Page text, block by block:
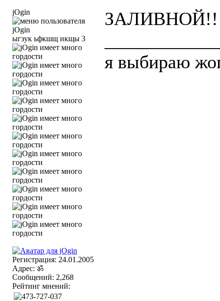
jOgin
ыгзук ьфкшщ икщы 3
Регистрация: 24.01.2005
Адрес: ॐ
Сообщений: 2,268
Рейтинг мнений:
я выбираю